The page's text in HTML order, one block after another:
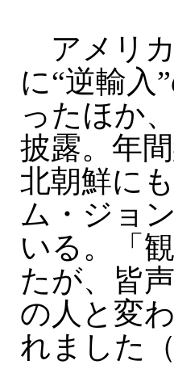
アメリ
に“逆輸入
ったほか
披露。年
北朝鮮に
ム・ジョ
いる。「
たが、皆
の人と変
れました（